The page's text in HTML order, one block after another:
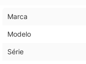
Marca
Modelo
Série